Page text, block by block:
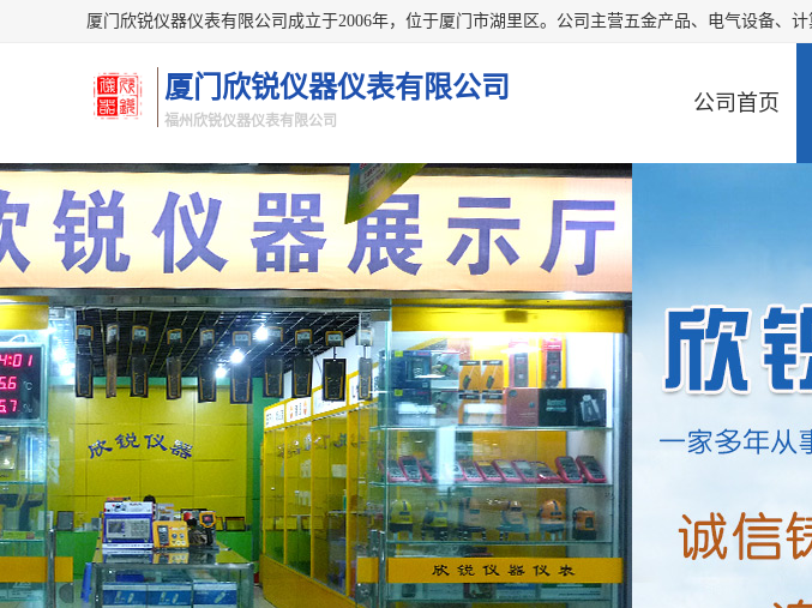
厦门欣锐仪器仪表有限公司
福州欣锐仪器仪表有限公司
公司首页